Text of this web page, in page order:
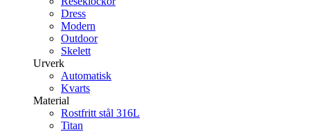
Dress
Modern
Outdoor
Skelett
Urverk
Automatisk
Kvarts
Material
Rostfritt stål 316L
Titan